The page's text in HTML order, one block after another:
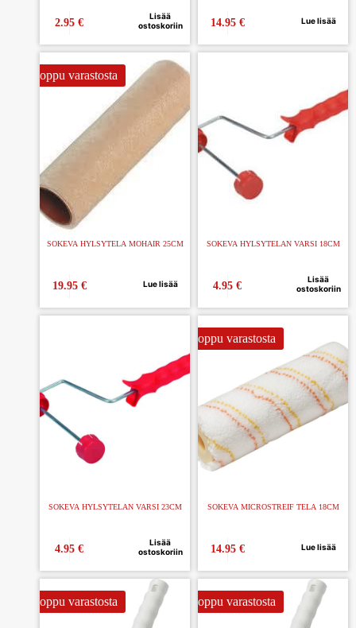
2.95€
Lisää
ostoskoriin
14.95 € Lue lisää
Loppu varastosta
SOKEVA HYLSYTELA MOHAIR 25CM
19.95 € Lue lisää
SOKEVA HYLSYTELAN VARSI 18CM
4.95€
Lisää
ostoskoriin
SOKEVA HYLSYTELAN VARSI 23CM
4.95€
Lisää
ostoskoriin
Loppu varastosta
SOKEVA MICROSTREIF TELA 18CM
14.95 € Lue lisää
Loppu varastosta Loppu varastosta